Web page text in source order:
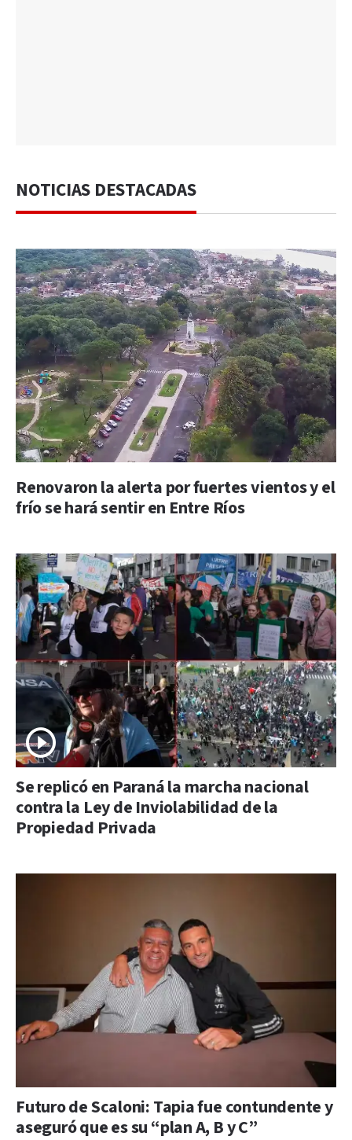
NOTICIAS DESTACADAS
Renovaron la alerta por fuertes vientos y el
frío se hará sentir en Entre Ríos
Se replicó en Paraná la marcha nacional
contra la Ley de Inviolabilidad de la
Propiedad Privada
Futuro de Scaloni: Tapia fue contundente y
aseguró que es su “plan A, B y C”